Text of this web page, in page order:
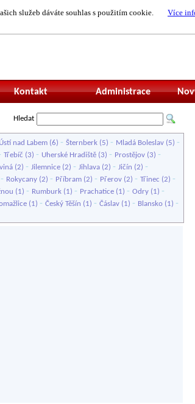
služeb dáváte souhlas s použitím cookie. Více
Administrace
Kontakt
Hledat
Ústí nad Labem (6) - Šternberk (5) - Mladá Boleslav (5) -
Třebíč (3) - Uherské Hradiště (3) - Prostějov (3) -
(2) - Jilemnice (2) - Jihlava (2) - Jičín (2) -
- Rokycany (2) - Příbram (2) - Přerov (2) - Třinec (2) -
(1) - Rumburk (1) - Prachatice (1) - Odry (1) -
(1) - Český Těšín (1) - Čáslav (1) - Blansko (1) -